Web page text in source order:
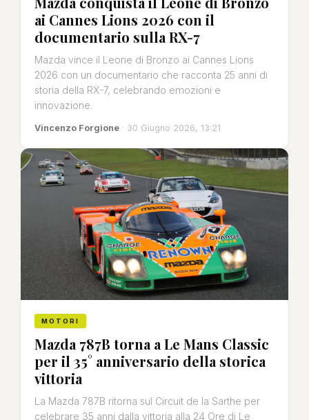
ai Cannes Lions 2026 con il
documentario sulla RX-7
Mazda vince il Leone di Bronzo ai Cannes Lions
2026 con un documentario che racconta 25 anni di
storia della RX-7, celebrando emozioni e
innovazione.
Vincenzo Forgione · 30 Giugno 2026, 13:21
MOTORI
Mazda 787B torna a Le Mans Classic
per il 35° anniversario della storica
vittoria
La Mazda 787B ritorna sul Circuit de la Sarthe per
celebrare 35 anni dalla vittoria alla 24 Ore di Le